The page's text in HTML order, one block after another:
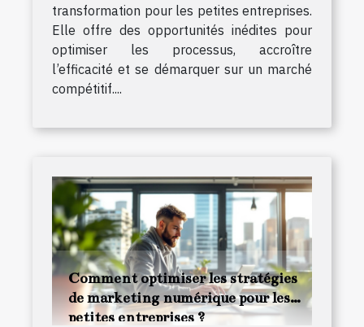
transformation pour les petites entreprises.
Elle offre des opportunités inédites pour
optimiser les processus, accroître
l’efficacité et se démarquer sur un marché
compétitif....
Comment optimiser les stratégies
de marketing numérique pour les
petites entreprises ?